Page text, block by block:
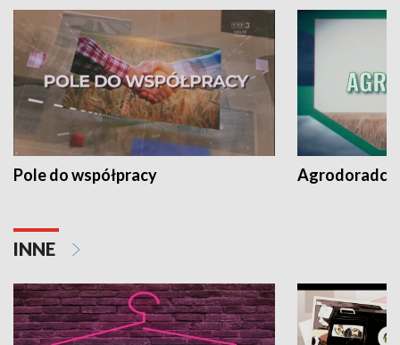
Pole do współpracy Agrodoradcy
INNE